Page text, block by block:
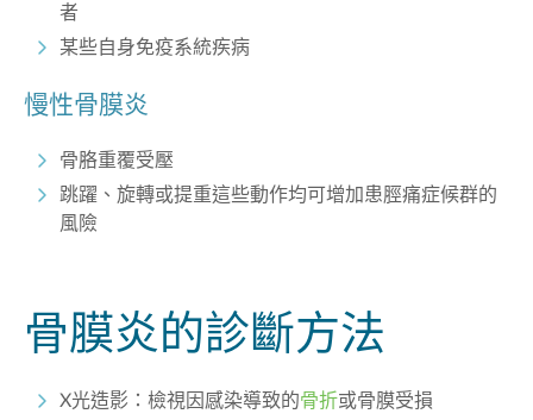
者
某些自身免疫系統疾病
慢性骨膜炎
骨胳重覆受壓
跳躍、旋轉或提重這些動作均可增加患脛痛症候群的
風險
骨膜炎的診斷方法
X光造影：檢視因感染導致的骨折或骨膜受損